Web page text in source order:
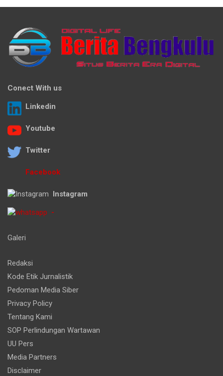
Conect With us
Linkedin
Youtube
Twitter
Facebook
Instagram
-
Galeri
Redaksi
Kode Etik Jurnalistik
Pedoman Media Siber
Privacy Policy
Tentang Kami
SOP Perlindungan Wartawan
UU Pers
Media Partners
Disclaimer